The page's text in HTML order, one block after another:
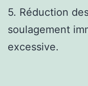
5. Réduction
soulagement
excessive.